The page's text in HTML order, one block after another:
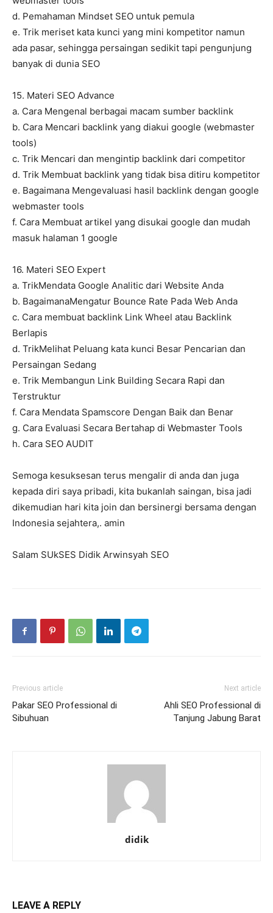
d. Pemahaman Mindset SEO untuk pemula
e. Trik meriset kata kunci yang mini kompetitor namun
ada pasar, sehingga persaingan sedikit tapi pengunjung
banyak di dunia SEO
15. Materi SEO Advance
a. Cara Mengenal berbagai macam sumber backlink
b. Cara Mencari backlink yang diakui google (webmaster
tools)
c. Trik Mencari dan mengintip backlink dari competitor
d. Trik Membuat backlink yang tidak bisa ditiru kompetitor
e. Bagaimana Mengevaluasi hasil backlink dengan google
webmaster tools
f. Cara Membuat artikel yang disukai google dan mudah
masuk halaman 1 google
16. Materi SEO Expert
a. TrikMendata Google Analitic dari Website Anda
b. BagaimanaMengatur Bounce Rate Pada Web Anda
c. Cara membuat backlink Link Wheel atau Backlink
Berlapis
d. TrikMelihat Peluang kata kunci Besar Pencarian dan
Persaingan Sedang
e. Trik Membangun Link Building Secara Rapi dan
Terstruktur
f. Cara Mendata Spamscore Dengan Baik dan Benar
g. Cara Evaluasi Secara Bertahap di Webmaster Tools
h. Cara SEO AUDIT
Semoga kesuksesan terus mengalir di anda dan juga
kepada diri saya pribadi, kita bukanlah saingan, bisa jadi
dikemudian hari kita join dan bersinergi bersama dengan
Indonesia sejahtera,. amin
Salam SUkSES Didik Arwinsyah SEO
Previous article
Pakar SEO Professional di
Sibuhuan
Next article
Ahli SEO Professional di
Tanjung Jabung Barat
didik
LEAVE A REPLY